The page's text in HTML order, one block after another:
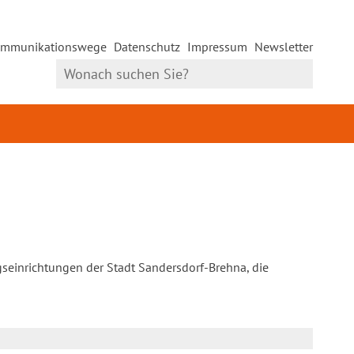
Datenschutz Impressum Newsletter
der Stadt Sandersdorf-Brehna, die